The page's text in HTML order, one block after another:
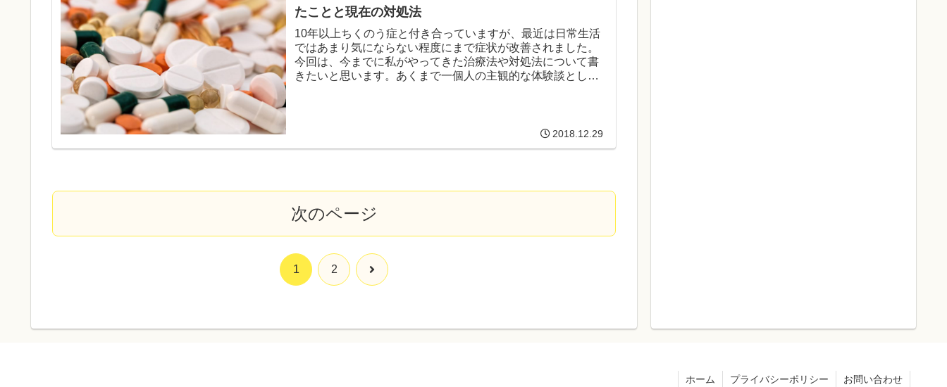
たことと現在の対処法
10年以上ちくのう症と付き合っていますが、最近は日常生活
ではあまり気にならない程度にまで症状が改善されました。
今回は、今までに私がやってきた治療法や対処法について書
きたいと思います。あくまで一個人の主観的な体験談とし
2018.12.29
次のページ
1 2 次
ホーム プライバシーポリシー お問い合わせ